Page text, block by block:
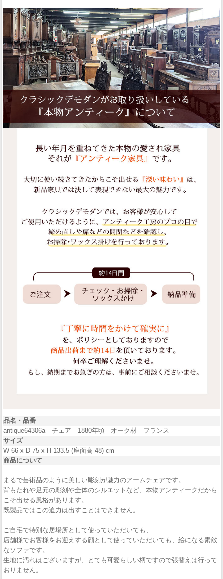
品名・品番
antique64306a チェア 1880年頃 オーク材 フランス
サイズ
W 66 x D 75 x H 133.5 (座面高 48) cm
商品について
まるで芸術品のように美しい彫刻が魅力のアームチェアです。
背もたれや足元の彫刻や全体のシルエットなど、本物アンティークだから
こそ出せる風格があります。
既製品ではこの迫力は出すことはできません。
ご自宅で特別な居場所として使っていただいても、
店舗様でお客様をお迎えする顔として使っていただいても、絵になる素敵
なソファです。
生地に汚れはございますが、とても可愛らしい柄ですので張替えは行って
おりません。